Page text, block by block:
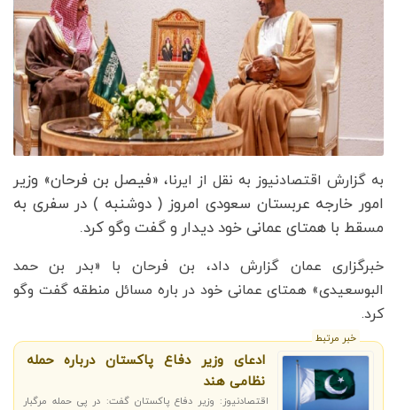
به گزارش اقتصادنیوز به نقل از ایرنا، «فیصل بن فرحان» وزیر
امور خارجه عربستان سعودی امروز ( دوشنبه ) در سفری به
مسقط با همتای عمانی خود دیدار و گفت وگو کرد.
خبرگزاری عمان گزارش داد، بن فرحان با «بدر بن حمد
البوسعیدی» همتای عمانی خود در باره مسائل منطقه گفت وگو
کرد.
خبر مرتبط
ادعای وزیر دفاع پاکستان درباره حمله
نظامی هند
اقتصادنیوز: وزیر دفاع پاکستان گفت: در پی حمله مرگبار